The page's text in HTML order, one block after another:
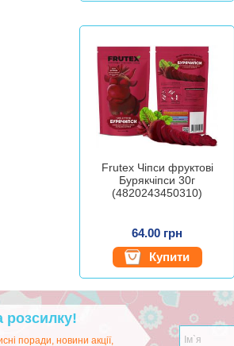
Frutex Чіпси фруктові
Бурякчіпси 30г
(4820243450310)
64.00 грн
Купити
розсилку!
поради, новини акції,